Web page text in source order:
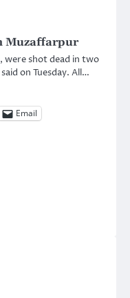
Muzaffarpur
were shot dead in two
on Tuesday. All…
Email